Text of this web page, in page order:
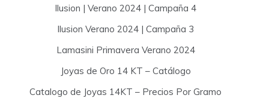
Ilusion | Verano 2024 | Campaña 4
Ilusion Verano 2024 | Campaña 3
Lamasini Primavera Verano 2024
Joyas de Oro 14 KT – Catálogo
Catalogo de Joyas 14KT – Precios Por Gramo